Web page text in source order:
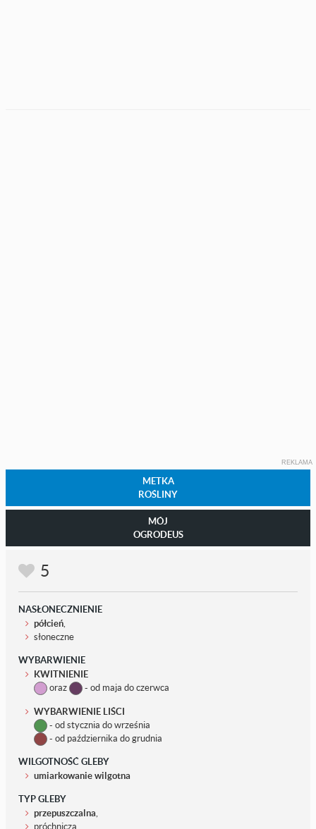
REKLAMA
METKA
ROŚLINY
MÓJ
OGRODEUS
5
NASŁONECZNIENIE
półcień,
słoneczne
WYBARWIENIE
KWITNIENIE
oraz
- od maja do czerwca
WYBARWIENIE LIŚCI
- od stycznia do września
- od października do grudnia
WILGOTNOŚĆ GLEBY
umiarkowanie wilgotna
TYP GLEBY
przepuszczalna,
próchnicza,